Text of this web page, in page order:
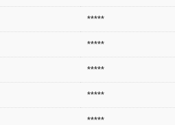
*****
*****
*****
*****
*****